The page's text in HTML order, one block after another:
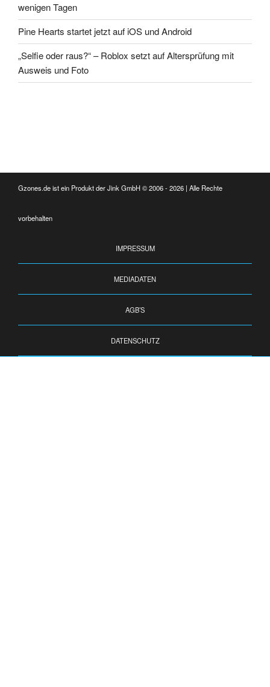
wenigen Tagen
Pine Hearts startet jetzt auf iOS und Android
„Selfie oder raus?“ – Roblox setzt auf Altersprüfung mit
Ausweis und Foto
Gzones.de ist ein Produkt der Jink GmbH © 2006 - 2026 | Alle Rechte
vorbehalten
IMPRESSUM
MEDIADATEN
AGB’S
DATENSCHUTZ